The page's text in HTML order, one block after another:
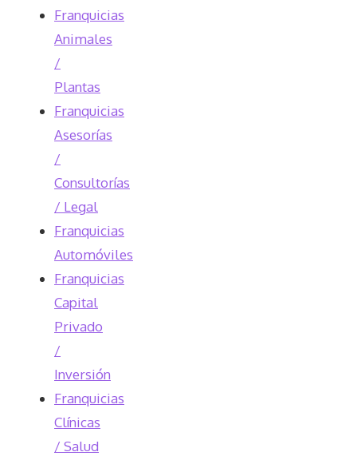
Franquicias
Animales
/
Plantas
Franquicias
Asesorías
/
Consultorías
/ Legal
Franquicias
Automóviles
Franquicias
Capital
Privado
/
Inversión
Franquicias
Clínicas
/ Salud